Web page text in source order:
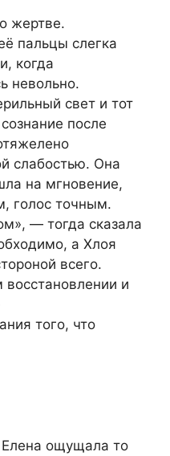
жертве.
пальцы слегка
когда
невольно.
свет и тот
после
слабостью. Она
на мгновение,
голос точным.
— тогда сказала
а Хлоя
всего.
восстановлении и
того, что
Елена ощущала то